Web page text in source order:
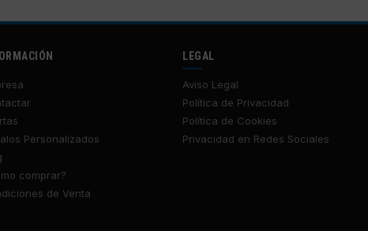
Personalizados
comprar?
de Venta
LEGAL
Aviso Legal
Política de Privacidad
Política de Cookies
Privacidad en Redes Sociales